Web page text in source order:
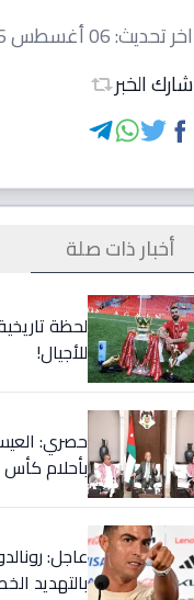
اخر تحديث:06 أغسطس 2026 الساعة 04:09 مساءاً
شارك الخبر
أخبار ذات صلة
لحظة
للأجيال!
حصري:
بأحلام كأس
بالتهديد